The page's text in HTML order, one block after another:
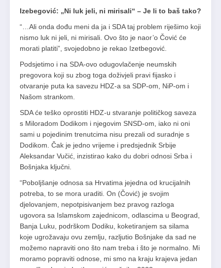
Izebegović: „Ni luk jeli, ni mirisali“ – Je li to baš tako?
“…Ali onda dođu meni da ja i SDA taj problem riješimo koji
nismo luk ni jeli, ni mirisali. Ovo što je naor’o Čović će
morati platiti”, svojedobno je rekao Izetbegović.
Podsjetimo i na SDA-ovo odugovlačenje neumskih
pregovora koji su zbog toga doživjeli pravi fijasko i
otvaranje puta ka savezu HDZ-a sa SDP-om, NiP-om i
Našom strankom.
SDA će teško oprostiti HDZ-u stvaranje političkog saveza
s Miloradom Dodikom i njegovim SNSD-om, iako ni oni
sami u pojedinim trenutcima nisu prezali od suradnje s
Dodikom. Čak je jedno vrijeme i predsjednik Srbije
Aleksandar Vučić, inzistirao kako du dobri odnosi Srba i
Bošnjaka ključni.
“Poboljšanje odnosa sa Hrvatima jejedna od krucijalnih
potreba, to se mora uraditi. On (Čović) je svojim
djelovanjem, nepotpisivanjem bez pravog razloga
ugovora sa Islamskom zajednicom, odlascima u Beograd,
Banja Luku, podrškom Dodiku, koketiranjem sa silama
koje ugrožavaju ovu zemlju, razljutio Bošnjake da sad ne
možemo napraviti ono što nam treba i što je normalno. Mi
moramo popraviti odnose, mi smo na kraju krajeva jedan